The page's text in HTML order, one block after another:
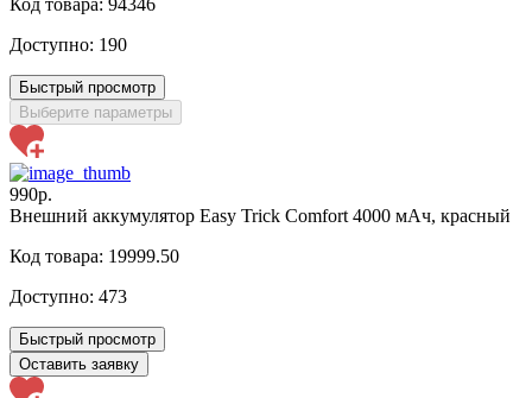
Доступно: 190
Быстрый просмотр
Выберите параметры
990р.
Внешний аккумулятор Easy Trick Comfort 4000 мАч, красный
Код товара: 19999.50
Доступно: 473
Быстрый просмотр
Оставить заявку